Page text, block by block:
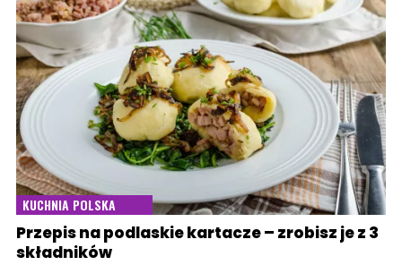
KUCHNIA POLSKA
Przepis na podlaskie kartacze – zrobisz je z 3
składników